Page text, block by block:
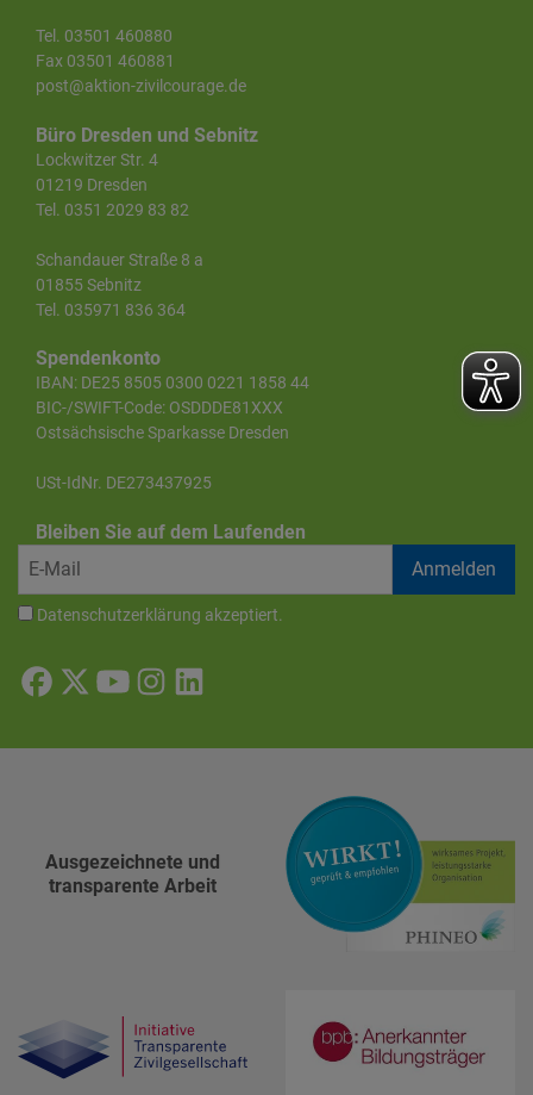
Tel. 03501 460880
Fax 03501 460881
post@aktion-zivilcourage.de
Büro Dresden und Sebnitz
Lockwitzer Str. 4
01219 Dresden
Tel. 0351 2029 83 82
Schandauer Straße 8 a
01855 Sebnitz
Tel. 035971 836 364
Spendenkonto
IBAN: DE25 8505 0300 0221 1858 44
BIC-/SWIFT-Code: OSDDDE81XXX
Ostsächsische Sparkasse Dresden
USt-IdNr. DE273437925
Bleiben Sie auf dem Laufenden
Datenschutzerklärung akzeptiert.
Ausgezeichnete und
transparente Arbeit